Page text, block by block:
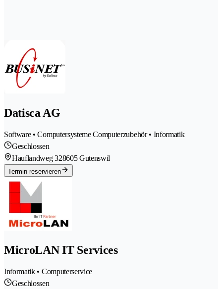
Datisca AG
Software • Computersysteme Computerzubehör • Informatik
Geschlossen
Hauflandweg 328605 Gutenswil
Termin reservieren
MicroLAN IT Services
Informatik • Computerservice
Geschlossen